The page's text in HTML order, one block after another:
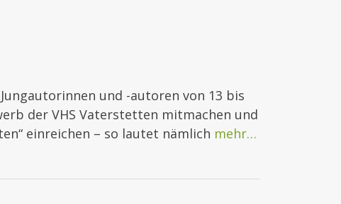
und -autoren von 13 bis
der VHS Vaterstetten mitmachen und
einreichen – so lautet nämlich mehr…